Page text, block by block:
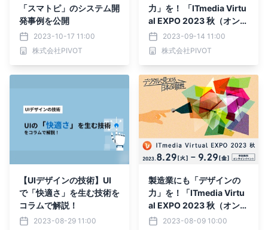
「スマトピ」のシステム開
発事例を公開
2023-10-17 11:00
株式会社PIVOT
力」を！ 「ITmedia Virtu
al EXPO 2023 秋（オンラ
イン）」に出展中！
2023-09-14 11:00
株式会社PIVOT
【UIデザインの技術】UI
で「快適さ」を生む技術を
コラムで解説！
2023-08-29 11:00
製造業にも「デザインの
力」を！「ITmedia Virtu
al EXPO 2023 秋（オンラ
イン）」に出展
2023-08-09 10:00